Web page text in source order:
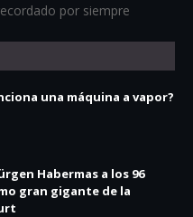
por siempre
una máquina a vapor?
Habermas a los 96
gran gigante de la